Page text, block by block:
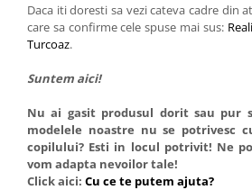
Daca iti doresti sa vezi cateva cadre din
care sa confirme cele spuse mai sus:
Turcoaz.
Suntem aici!
Nu ai gasit produsul dorit sau pur
modelele noastre nu se potrivesc
copilului? Esti in locul potrivit! Ne
vom adapta nevoilor tale!
Click aici: Cu ce te putem ajuta?